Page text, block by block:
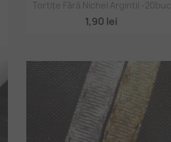
Tortițe Fără Nichel Argintii -20buc
1,90 lei